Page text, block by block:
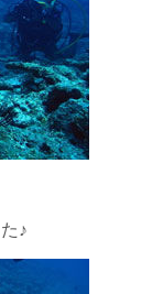
♪